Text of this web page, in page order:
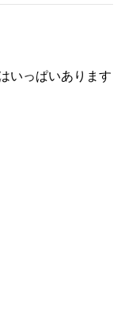
いっぱいあります